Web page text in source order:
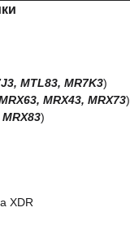
MTL83, MR7K3)
MRX43, MRX73)
)
XDR